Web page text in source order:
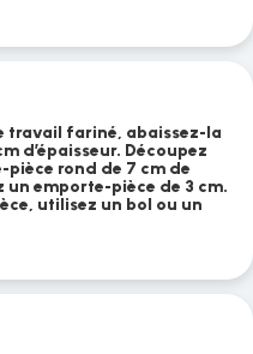
travail fariné, abaissez-la
d’épaisseur. Découpez
rond de 7 cm de
emporte-pièce de 3 cm.
utilisez un bol ou un